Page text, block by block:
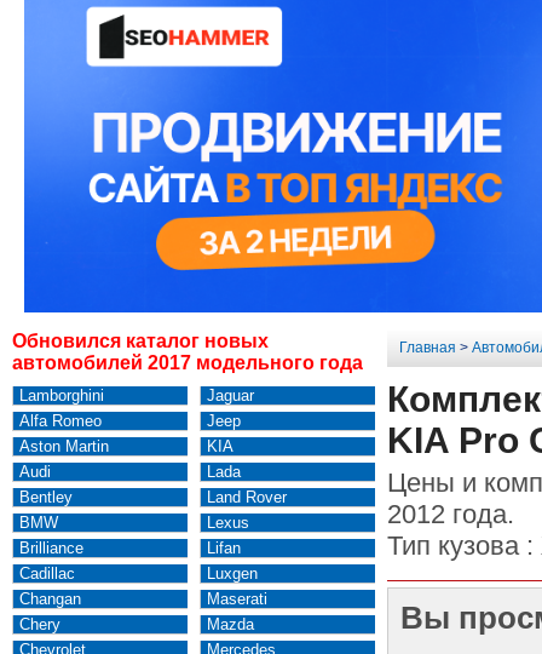
Обновился каталог новых
автомобилей 2017 модельного года
Lamborghini
Alfa Romeo
Aston Martin
Audi
Bentley
BMW
Brilliance
Cadillac
Changan
Chery
Chevrolet
Jaguar
Jeep
KIA
Lada
Land Rover
Lexus
Lifan
Luxgen
Maserati
Mazda
Mercedes
Главная >
KIA Pro
Цены и
2012 года.
Тип кузова :
Вы